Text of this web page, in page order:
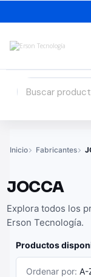
Inicio Fabricantes
JOCCA
Explora todos los
Erson Tecnología.
Productos
Ordenar por: A-